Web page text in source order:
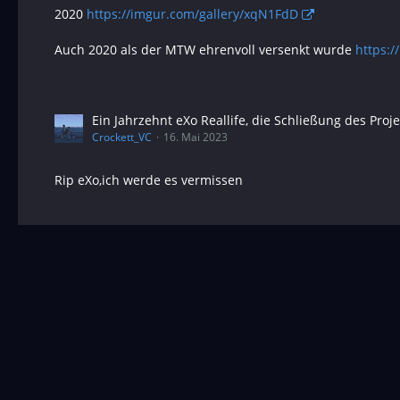
2020 https://imgur.com/gallery/xqN1FdD
Auch 2020 als der MTW ehrenvoll versenkt wurde
Ein Jahrzehnt eXo Reallife, die Schließung des
Crockett_VC 16. Mai 2023
Rip eXo,ich werde es vermissen